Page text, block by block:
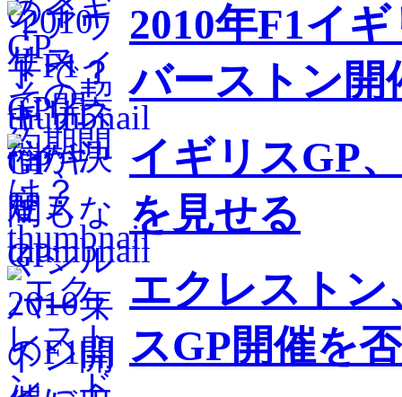
2010年F1イ
バーストン開
イギリスGP
を見せる
エクレスト
スGP開催を